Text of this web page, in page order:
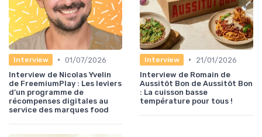
Interview • 01/07/2026
Interview de Nicolas Yvelin
de FreemiumPlay : Les leviers
d’un programme de
récompenses digitales au
service des marques food
Interview •
21/01/2026
Interview de Romain de
Aussitôt Bon de Aussitôt Bon
: La cuisson basse
température pour tous !